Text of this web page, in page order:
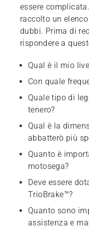
essere
raccolto un
dubbi. Prima di
rispondere a
Qual è il mio
Con quale
Quale tipo di
tenero?
Qual è la
abbatterò più
Quanto è
motosega?
Deve essere
TrioBrake™?
Quanto sono
assistenza e